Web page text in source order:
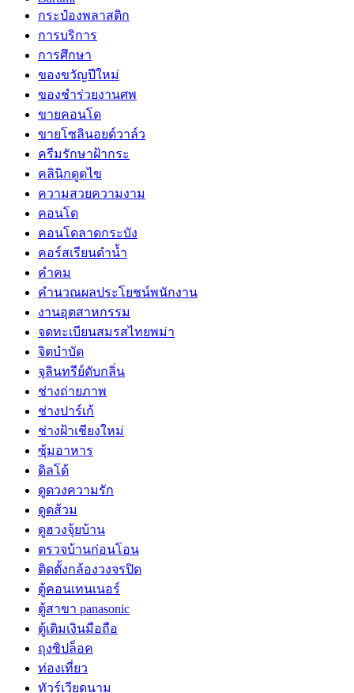
กระป๋องพลาสติก
การบริการ
การศึกษา
ของขวัญปีใหม่
ของชำร่วยงานศพ
ขายคอนโด
ขายโซลินอยด์วาล์ว
ครีมรักษาฝ้ากระ
คลินิกดูดไข
ความสวยความงาม
คอนโด
คอนโดลาดกระบัง
คอร์สเรียนดำน้ำ
คำคม
คำนวณผลประโยชน์พนักงาน
งานอุตสาหกรรม
จดทะเบียนสมรสไทยพม่า
จิตบำบัด
จุลินทรีย์ดับกลิ่น
ช่างถ่ายภาพ
ช่างปาร์เก้
ช่างฝ้าเชียงใหม่
ซุ้มอาหาร
ดิลโด้
ดูดวงความรัก
ดูดส้วม
ดูฮวงจุ้ยบ้าน
ตรวจบ้านก่อนโอน
ติดตั้งกล้องวงจรปิด
ตู้คอนเทนเนอร์
ตู้สาขา panasonic
ตู้เติมเงินมือถือ
ถุงซิปล็อค
ท่องเที่ยว
ทัวร์เวียดนาม